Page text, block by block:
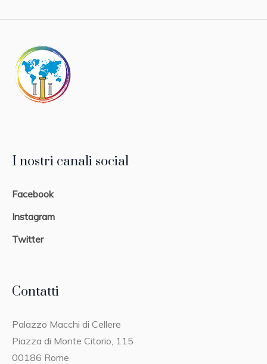
I nostri canali social
Facebook
Instagram
Twitter
Contatti
Palazzo Macchi di Cellere
Piazza di Monte Citorio, 115
00186 Rome